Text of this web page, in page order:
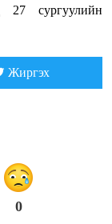
27 сургуулийн
Жиргэх
0